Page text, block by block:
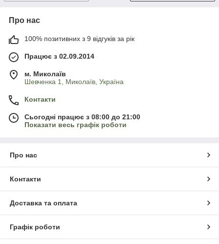
Про нас
100% позитивних з 9 відгуків за рік
Працює з 02.09.2014
м. Миколаїв
Шевченка 1, Миколаїв, Україна
Контакти
Сьогодні працює з 08:00 до 21:00
Показати весь графік роботи
Про нас
Контакти
Доставка та оплата
Графік роботи